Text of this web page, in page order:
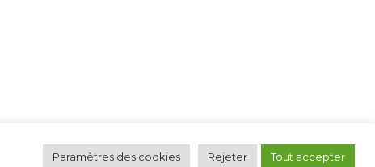
Paramètres des cookies Rejeter Tout accepter